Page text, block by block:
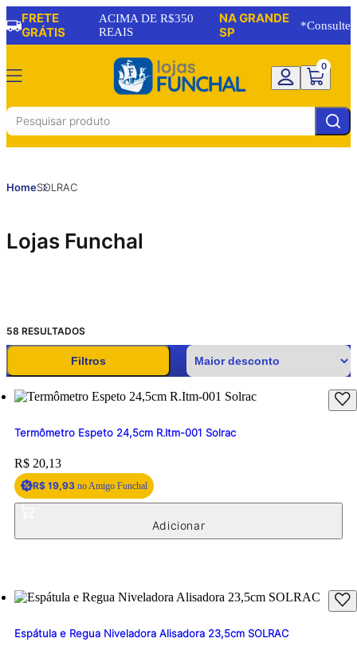
FRETE
GRÁTIS
ACIMA DE R$350
REAIS
NA GRANDE
SP
*Consulte
0
HomeSOLRAC
Lojas Funchal
58 RESULTADOS
Filtros
Termômetro Espeto 24,5cm R.Itm-001 Solrac
Price:
R$ 20,13
R$ 19,93 no Amigo Funchal
Espátula e Regua Niveladora Alisadora 23,5cm SOLRAC